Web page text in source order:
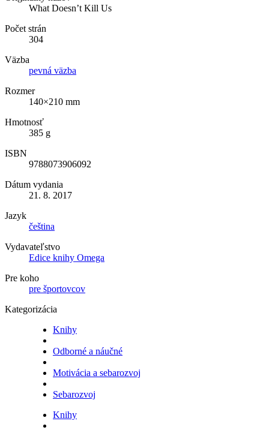
What Doesn’t Kill Us
Počet strán
304
Väzba
pevná väzba
Rozmer
140×210 mm
Hmotnosť
385 g
ISBN
9788073906092
Dátum vydania
21. 8. 2017
Jazyk
čeština
Vydavateľstvo
Edice knihy Omega
Pre koho
pre športovcov
Kategorizácia
Knihy
Odborné a náučné
Motivácia a sebarozvoj
Sebarozvoj
Knihy